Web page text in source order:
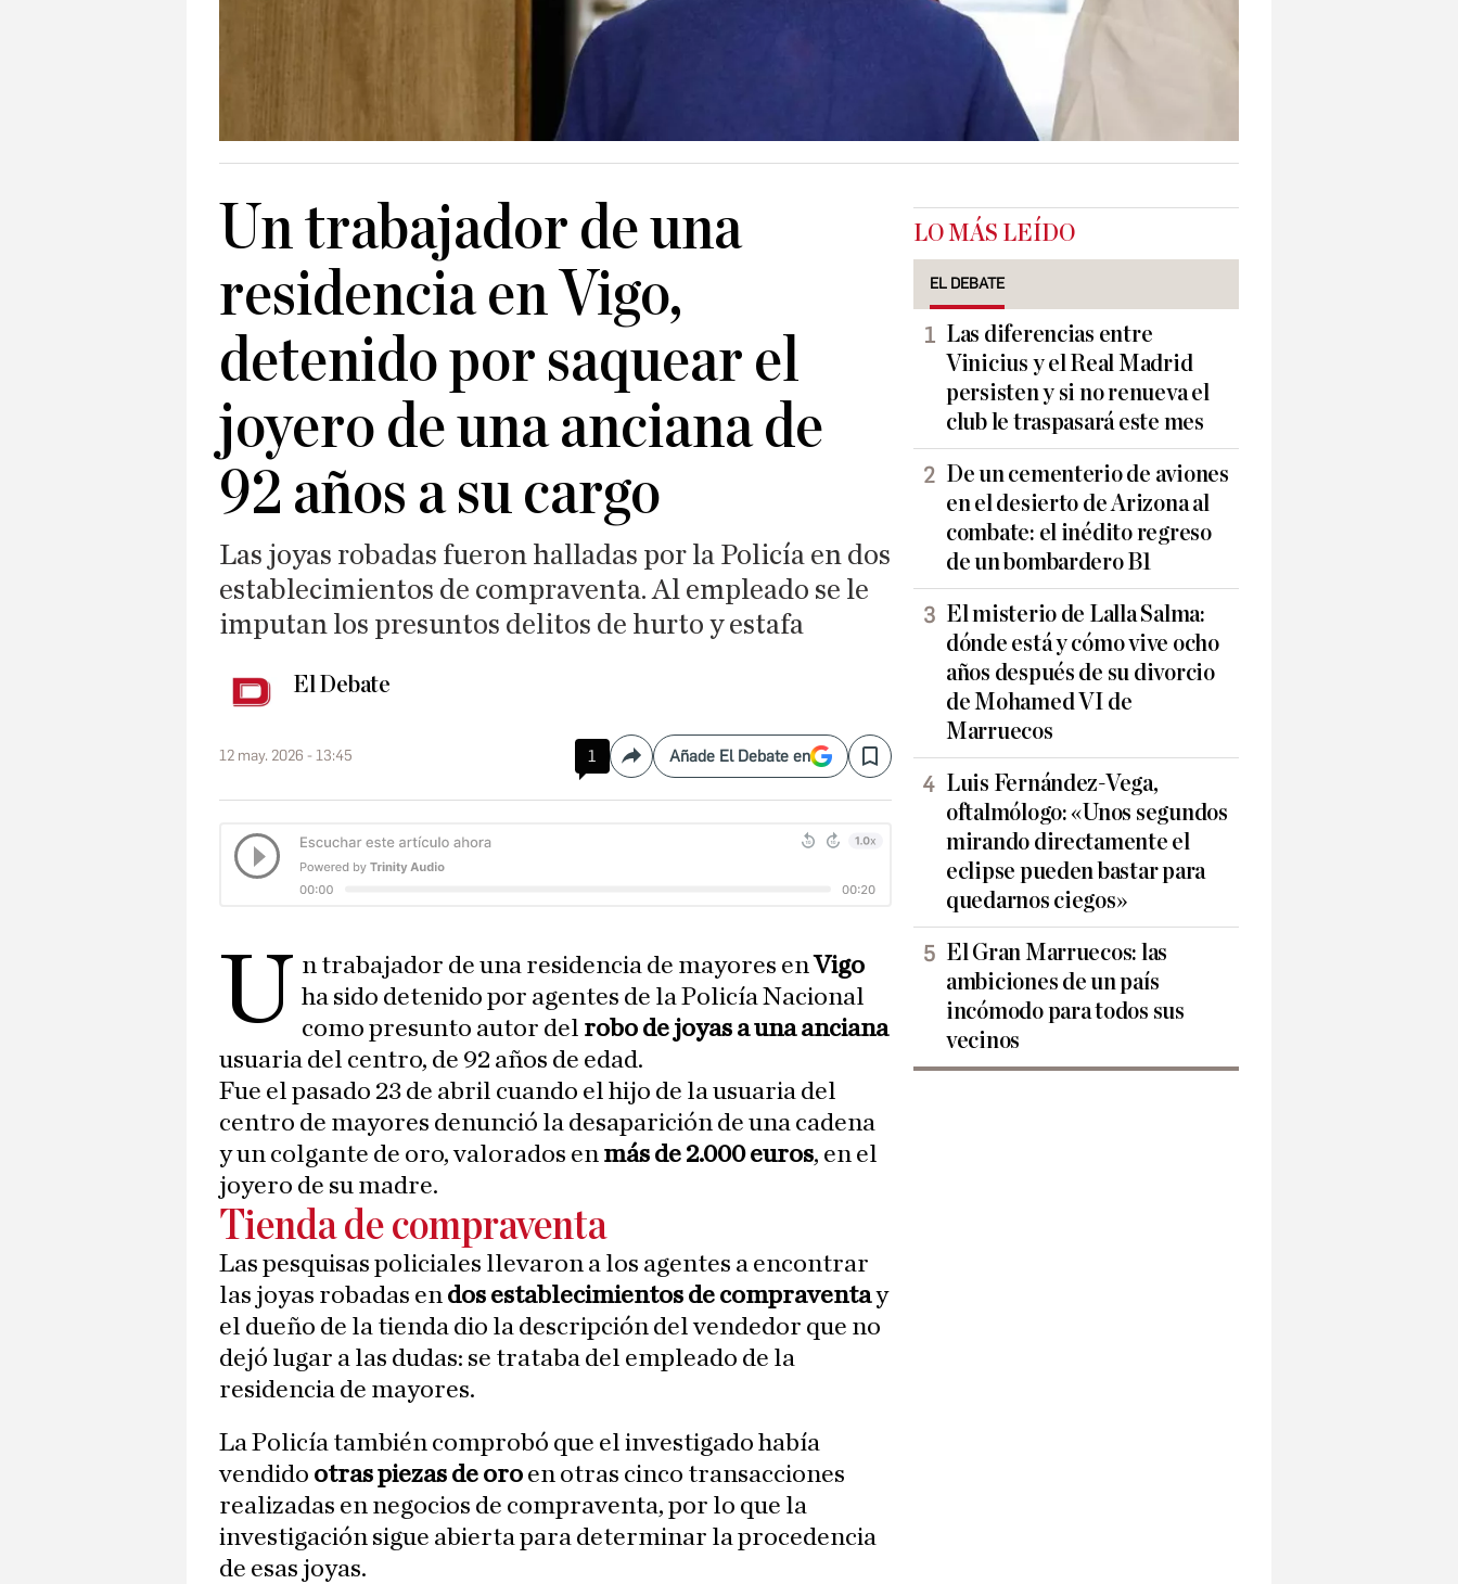
Un trabajador de una
residencia en Vigo,
detenido por saquear el
joyero de una anciana de
92 años a su cargo
Las joyas robadas fueron halladas por la Policía en dos
establecimientos de compraventa. Al empleado se le
imputan los presuntos delitos de hurto y estafa
El Debate
12 may. 2026 - 13:45 1 CompartirAñade El Debate en Save
U n trabajador de una residencia de mayores enVigo
ha sido detenido por agentes de la Policía Nacional
como presunto autor del robo de joyas a una anciana
usuaria del centro, de 92 años de edad.
Fue el pasado 23 de abril cuando el hijo de la usuaria del
centro de mayores denunció la desaparición de una cadena
y un colgante de oro, valorados en más de 2.000 euros, en el
joyero de su madre.
Tienda de compraventa
Las pesquisas policiales llevaron a los agentes a encontrar
las joyas robadas en dos establecimientos de compraventay
el dueño de la tienda dio la descripción del vendedor que no
dejó lugar a las dudas: se trataba del empleado de la
residencia de mayores.
La Policía también comprobó que el investigado había
vendido otras piezas de oro en otras cinco transacciones
realizadas en negocios de compraventa, por lo que la
investigación sigue abierta para determinar la procedencia
de esas joyas.
LO MÁS LEÍDO
EL DEBATE
Las diferencias entre
Vinicius y el Real Madrid
persisten y si no renueva el
club le traspasará este mes
De un cementerio de aviones
en el desierto de Arizona al
combate: el inédito regreso
de un bombardero B1
El misterio de Lalla Salma:
dónde está y cómo vive ocho
años después de su divorcio
de Mohamed VI de
Marruecos
Luis Fernández-Vega,
oftalmólogo: «Unos segundos
mirando directamente el
eclipse pueden bastar para
quedarnos ciegos»
El Gran Marruecos: las
ambiciones de un país
incómodo para todos sus
vecinos